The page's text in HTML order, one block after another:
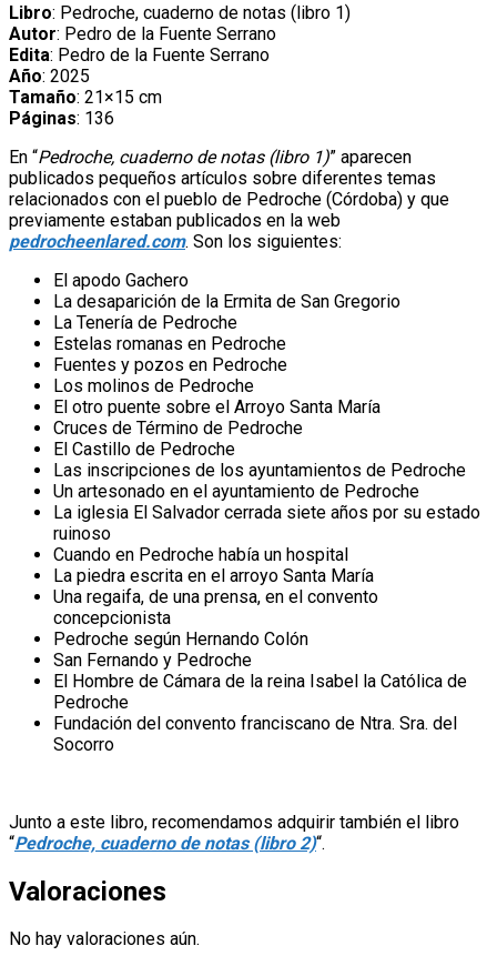
la
Fuente
Serrano
cantidad
Libro: Pedroche, cuaderno de notas (libro 1)
Autor: Pedro de la Fuente Serrano
Edita: Pedro de la Fuente Serrano
Año: 2025
Tamaño: 21×15 cm
Páginas: 136
En “Pedroche, cuaderno de notas (libro 1)” aparecen
publicados pequeños artículos sobre diferentes temas
relacionados con el pueblo de Pedroche (Córdoba) y que
previamente estaban publicados en la web
pedrocheenlared.com. Son los siguientes:
El apodo Gachero
La desaparición de la Ermita de San Gregorio
La Tenería de Pedroche
Estelas romanas en Pedroche
Fuentes y pozos en Pedroche
Los molinos de Pedroche
El otro puente sobre el Arroyo Santa María
Cruces de Término de Pedroche
El Castillo de Pedroche
Las inscripciones de los ayuntamientos de Pedroche
Un artesonado en el ayuntamiento de Pedroche
La iglesia El Salvador cerrada siete años por su estado
ruinoso
Cuando en Pedroche había un hospital
La piedra escrita en el arroyo Santa María
Una regaifa, de una prensa, en el convento
concepcionista
Pedroche según Hernando Colón
San Fernando y Pedroche
El Hombre de Cámara de la reina Isabel la Católica de
Pedroche
Fundación del convento franciscano de Ntra. Sra. del
Socorro
Junto a este libro, recomendamos adquirir también el libro
“Pedroche, cuaderno de notas (libro 2)“.
Valoraciones
No hay valoraciones aún.